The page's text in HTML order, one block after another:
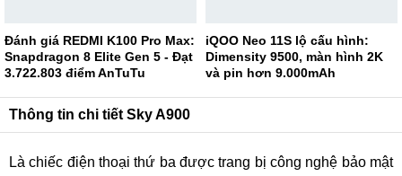
Đánh giá REDMI K100 Pro Max:
Snapdragon 8 Elite Gen 5 - Đạt
3.722.803 điểm AnTuTu
iQOO Neo 11S lộ cấu hình:
Dimensity 9500, màn hình 2K
và pin hơn 9.000mAh
Thông tin chi tiết Sky A900
Là chiếc điện thoại thứ ba được trang bị công nghệ bảo mật